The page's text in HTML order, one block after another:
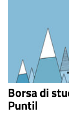
Borsa di
Puntil